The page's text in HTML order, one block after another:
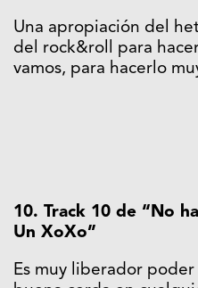
Una apropiación del
del rock&roll para
vamos, para hacerlo
10. Track 10 de “No
Un XoXo”
Es muy liberador